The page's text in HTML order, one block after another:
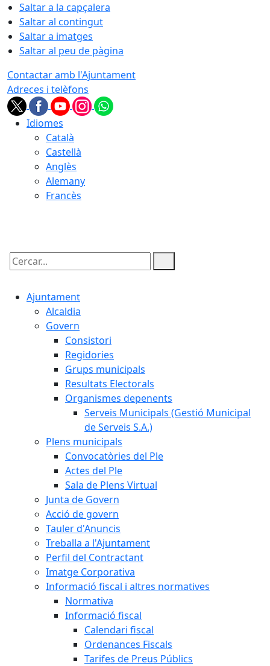
Saltar a la capçalera
Saltar al contingut
Saltar a imatges
Saltar al peu de pàgina
Contactar amb l'Ajuntament
Adreces i telèfons
Idiomes
Català
Castellà
Anglès
Alemany
Francès
Cercar:
Ajuntament
Alcaldia
Govern
Consistori
Regidories
Grups municipals
Resultats Electorals
Organismes depenents
Serveis Municipals (Gestió Municipal
de Serveis S.A.)
Plens municipals
Convocatòries del Ple
Actes del Ple
Sala de Plens Virtual
Junta de Govern
Acció de govern
Tauler d'Anuncis
Treballa a l'Ajuntament
Perfil del Contractant
Imatge Corporativa
Informació fiscal i altres normatives
Normativa
Informació fiscal
Calendari fiscal
Ordenances Fiscals
Tarifes de Preus Públics